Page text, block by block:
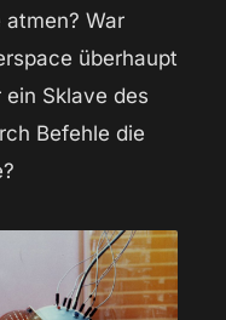
atmen? War
überhaupt
Sklave des
Befehle die